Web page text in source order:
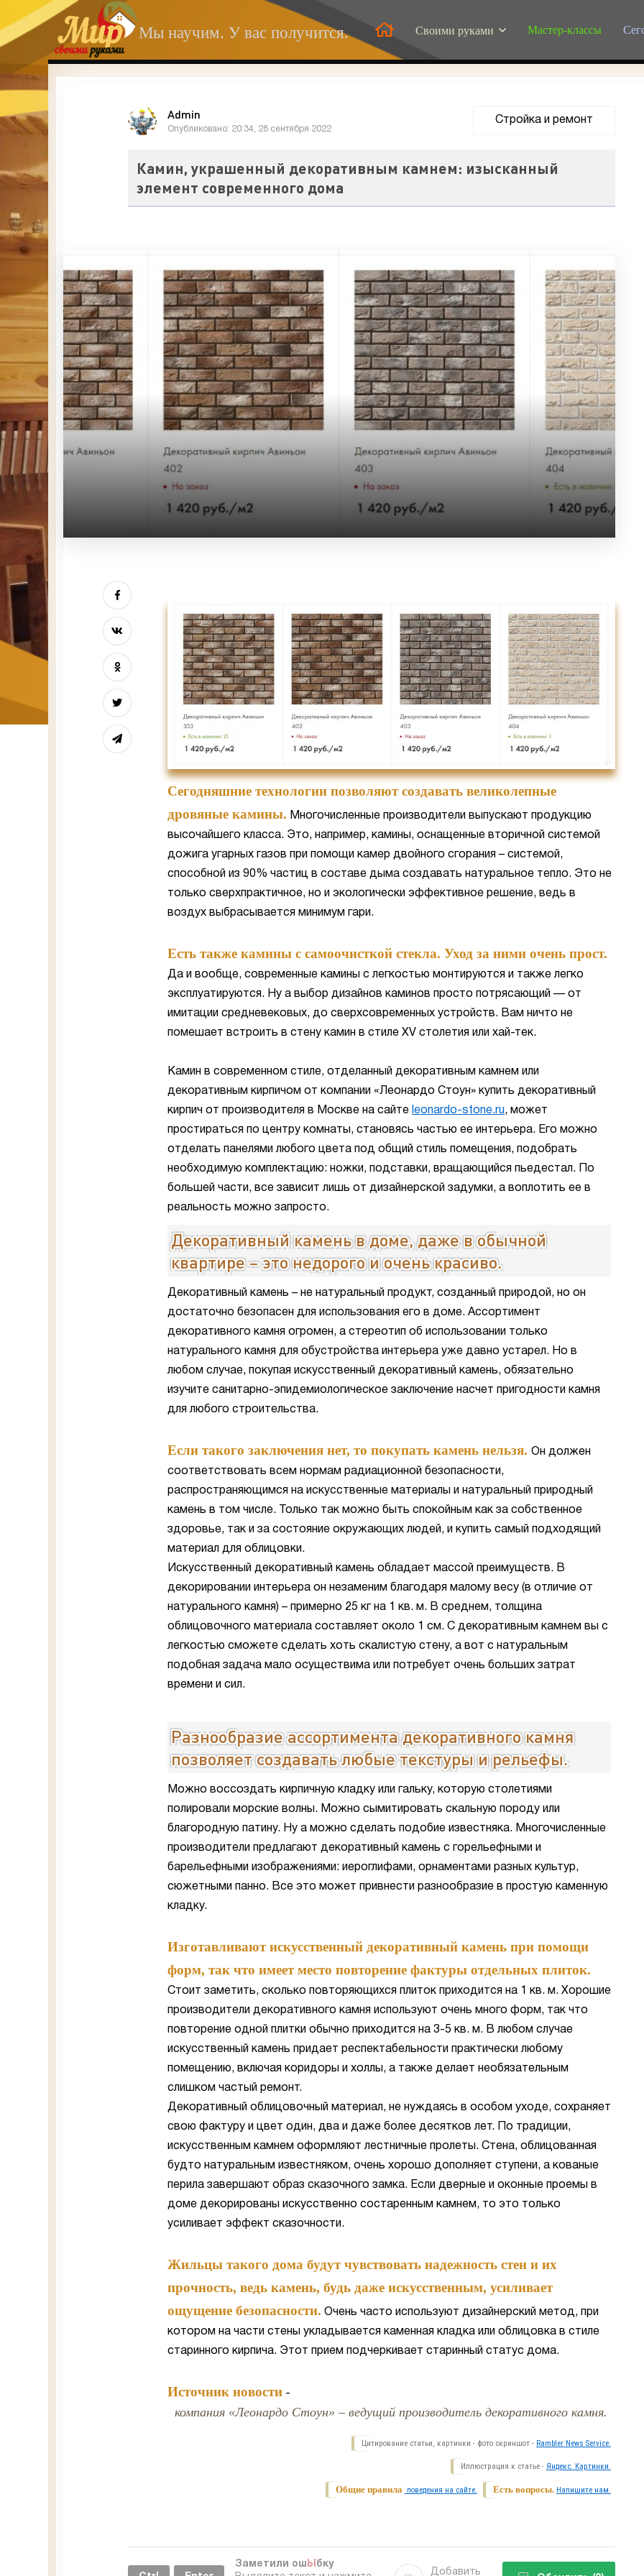
Мы научим. У вас получится. Своими руками Мастер-классы
Admin
Опубликовано: 20:34, 28 сентября 2022
Стройка и ремонт
Камин, украшенный декоративным камнем: изысканный
элемент современного дома
Сегодняшние технологии позволяют создавать великолепные
дровяные камины. Многочисленные производители выпускают продукцию
высочайшего класса. Это, например, камины, оснащенные вторичной системой
дожига угарных газов при помощи камер двойного сгорания – системой,
способной из 90% частиц в составе дыма создавать натуральное тепло. Это не
только сверхпрактичное, но и экологически эффективное решение, ведь в
воздух выбрасывается минимум гари.
Есть также камины с самоочисткой стекла. Уход за ними очень прост.
Да и вообще, современные камины с легкостью монтируются и также легко
эксплуатируются. Ну а выбор дизайнов каминов просто потрясающий — от
имитации средневековых, до сверхсовременных устройств. Вам ничто не
помешает встроить в стену камин в стиле XV столетия или хай-тек.
Камин в современном стиле, отделанный декоративным камнем или
декоративным кирпичом от компании «Леонардо Стоун» купить декоративный
кирпич от производителя в Москве на сайте leonardo-stone.ru , может
простираться по центру комнаты, становясь частью ее интерьера. Его можно
отделать панелями любого цвета под общий стиль помещения, подобрать
необходимую комплектацию: ножки, подставки, вращающийся пьедестал. По
большей части, все зависит лишь от дизайнерской задумки, а воплотить ее в
реальность можно запросто.
Декоративный камень в доме, даже в обычной
квартире – это недорого и очень красиво.
Декоративный камень – не натуральный продукт, созданный природой, но он
достаточно безопасен для использования его в доме. Ассортимент
декоративного камня огромен, а стереотип об использовании только
натурального камня для обустройства интерьера уже давно устарел. Но в
любом случае, покупая искусственный декоративный камень, обязательно
изучите санитарно-эпидемиологическое заключение насчет пригодности камня
для любого строительства.
Если такого заключения нет, то покупать камень нельзя.Он должен
соответствовать всем нормам радиационной безопасности,
распространяющимся на искусственные материалы и натуральный природный
камень в том числе. Только так можно быть спокойным как за собственное
здоровье, так и за состояние окружающих людей, и купить самый подходящий
материал для облицовки.
Искусственный декоративный камень обладает массой преимуществ. В
декорировании интерьера он незаменим благодаря малому весу (в отличие от
натурального камня) – примерно 25 кг на 1 кв. м. В среднем, толщина
облицовочного материала составляет около 1 см. С декоративным камнем вы с
легкостью сможете сделать хоть скалистую стену, а вот с натуральным
подобная задача мало осуществима или потребует очень больших затрат
времени и сил.
Разнообразие ассортимента декоративного камня
позволяет создавать любые текстуры и рельефы.
Можно воссоздать кирпичную кладку или гальку, которую столетиями
полировали морские волны. Можно сымитировать скальную породу или
благородную патину. Ну а можно сделать подобие известняка. Многочисленные
производители предлагают декоративный камень с горельефными и
барельефными изображениями: иероглифами, орнаментами разных культур,
сюжетными панно. Все это может привнести разнообразие в простую каменную
кладку.
Изготавливают искусственный декоративный камень при помощи
форм, так что имеет место повторение фактуры отдельных плиток.
Стоит заметить, сколько повторяющихся плиток приходится на 1 кв. м. Хорошие
производители декоративного камня используют очень много форм, так что
повторение одной плитки обычно приходится на 3-5 кв. м. В любом случае
искусственный камень придает респектабельности практически любому
помещению, включая коридоры и холлы, а также делает необязательным
слишком частый ремонт.
Декоративный облицовочный материал, не нуждаясь в особом уходе, сохраняет
свою фактуру и цвет один, два и даже более десятков лет. По традиции,
искусственным камнем оформляют лестничные пролеты. Стена, облицованная
будто натуральным известняком, очень хорошо дополняет ступени, а кованые
перила завершают образ сказочного замка. Если дверные и оконные проемы в
доме декорированы искусственно состаренным камнем, то это только
усиливает эффект сказочности.
Жильцы такого дома будут чувствовать надежность стен и их
прочность, ведь камень, будь даже искусственным, усиливает
ощущение безопасности. Очень часто используют дизайнерский метод, при
котором на части стены укладывается каменная кладка или облицовка в стиле
старинного кирпича. Этот прием подчеркивает старинный статус дома.
Источник новости -
компания «Леонардо Стоун» – ведущий производитель декоративного камня.
Цитирование статьи, картинки - фото скриншот - Rambler News Service.
Иллюстрация к статье - Яндекс. Картинки.
Есть вопросы. Напишите нам.
Общие правила поведения на сайте.
Заметили ош Ы бку
Добавить